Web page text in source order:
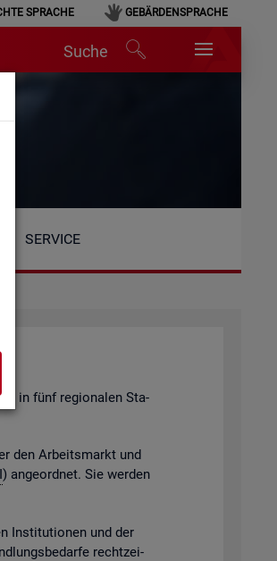
SPRACHE GEBÄRDENSPRACHE
Suche
SERVICE
in fünf re­gio­na­len Sta­
den Ar­beits­markt und
) an­ge­ord­net. Sie wer­den
In­sti­tu­tio­nen und der
recht­zei­